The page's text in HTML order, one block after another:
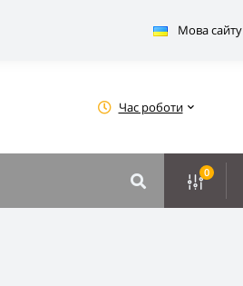
Мова сайту
Час роботи
0